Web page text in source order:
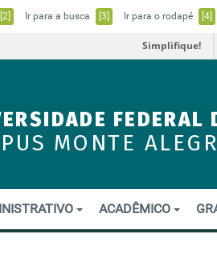
[2] Ir para a busca [3] Ir para o rodapé [4]
Simplifique!
FEDERAL
MONTE
ACADÊMICO